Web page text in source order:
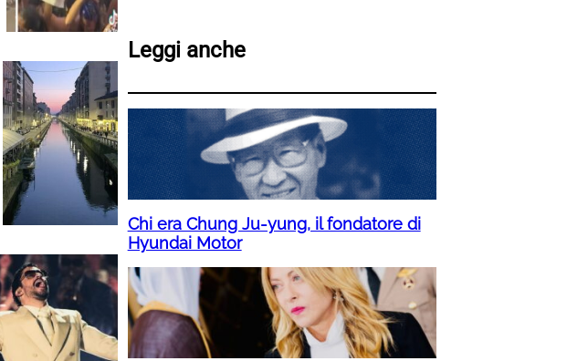
Leggi anche
Chi era Chung Ju-yung, il fondatore di
Hyundai Motor